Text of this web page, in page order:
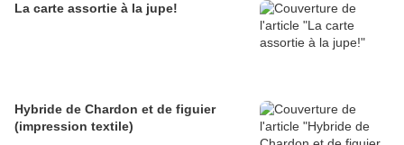
La carte assortie à la jupe!
Hybride de Chardon et de figuier
(impression textile)